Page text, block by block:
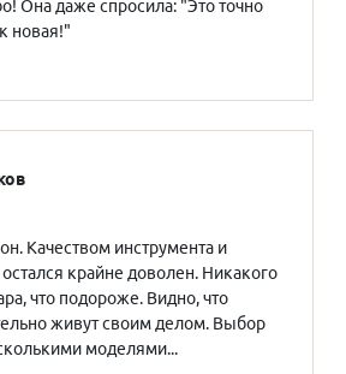
Она даже спросила: "Это точно
новая!"
Качеством инструмента и
крайне доволен. Никакого
что подороже. Видно, что
живут своим делом. Выбор
моделями...